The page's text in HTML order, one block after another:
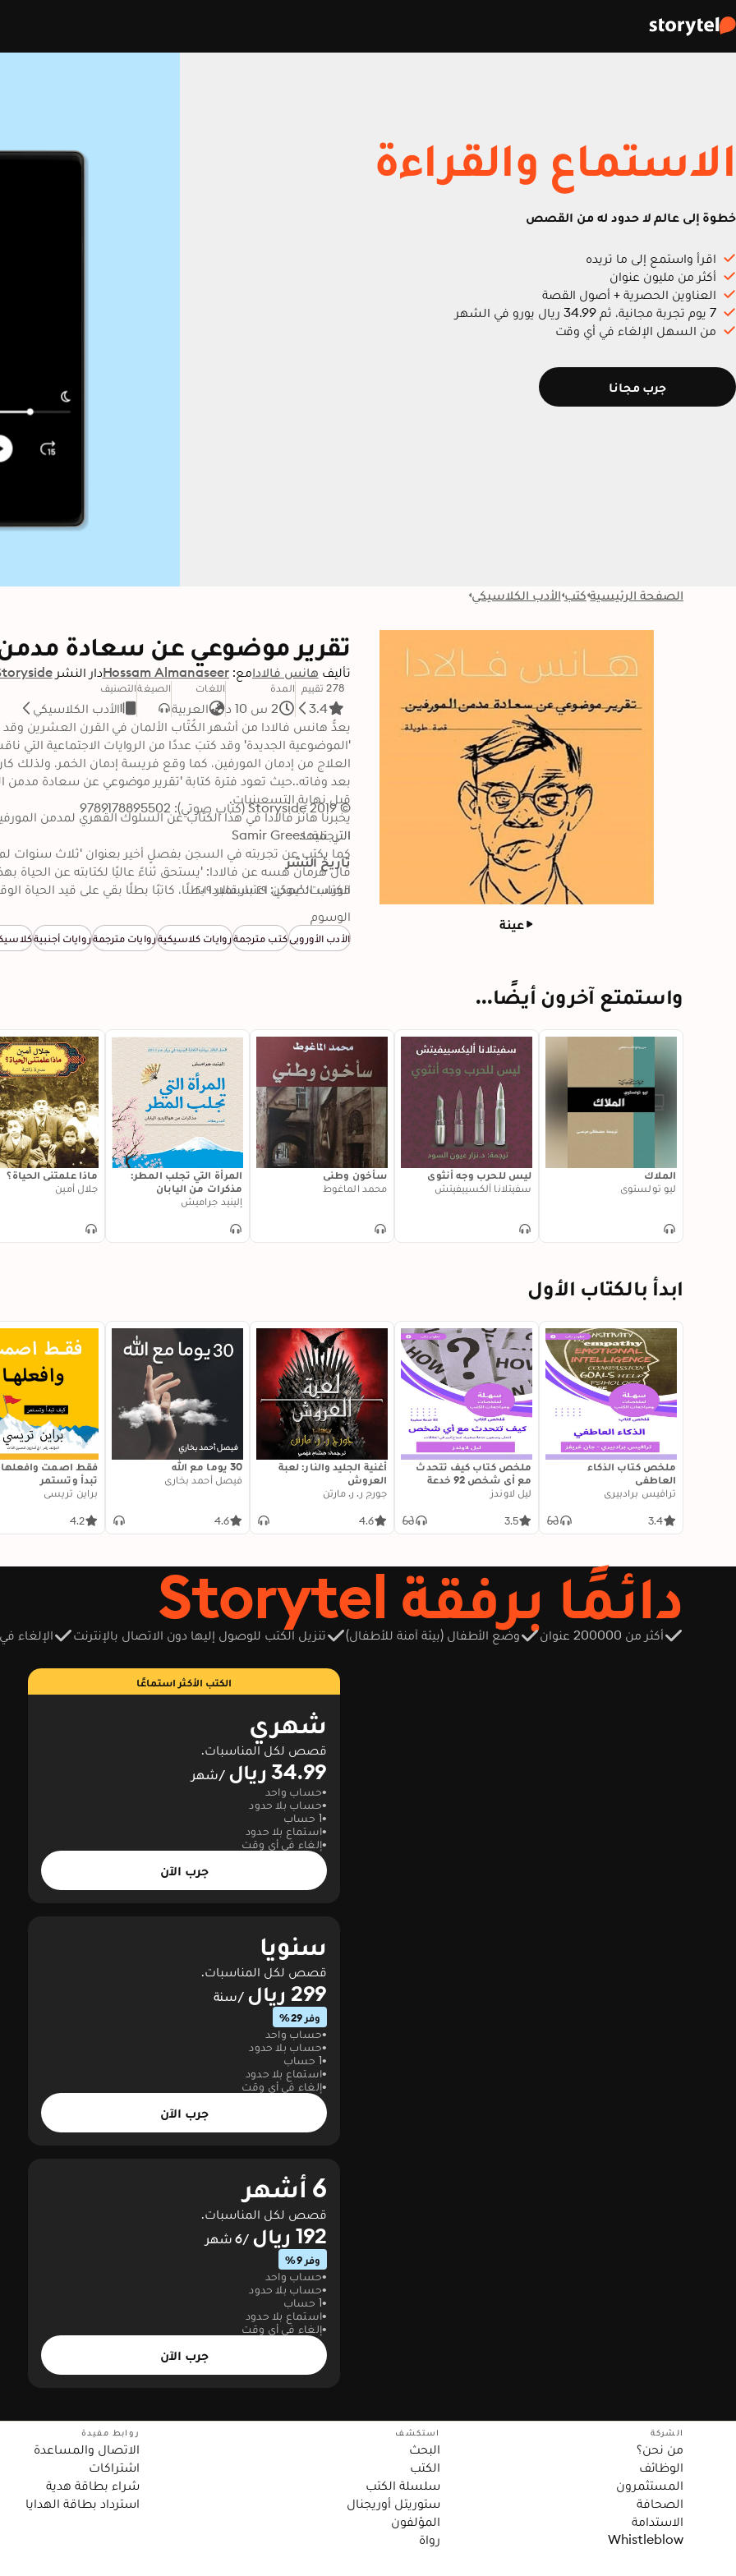
الاستماع والقراءة
خطوة إلى عالم لا حدود له من القصص
اقرأ واستمع إلى ما تريده
أكثر من مليون عنوان
العناوين الحصرية + أصول القصة
7 يوم تجربة مجانية، ثم 34.99 ريال يورو في الشهر
من السهل الإلغاء في أي وقت
جرب مجانا
الصفحة الرئيسية كتب الأدب الكلاسيكي
عينة
تقرير موضوعي عن سعادة مدمن
تأليف هانس فالادامع: Hossam Almanaseerدار النشر
278 تقييم
3.4
المدة
2 س 10 د
اللغات
العربية
الصيغةالتصنيف
الأدب الكلاسيكي
التي تليها.
فورست: 'يمكن اعتبار فالادا بطلًا، كاتبًا بطلًا بقي على قيد الحياة
© 2019 Storyside (كتاب صوتي): 9789178895502
الترجمة: Samir Grees
تاريخ النشر
الكتاب الصوتي: ٢٩ سبتمبر ٢٠١٩
الوسوم
الأدب الأوروبيكتب مترجمةروايات كلاسيكيةروايات مترجمةروايات أجنبية
واستمتع آخرون أيضًا...
الملاك
ليو تولستوي
ليس للحرب وجه أنثوي
سفيتلانا ألكسييفيتش
سأخون وطني
محمد الماغوط
المرأة التي تجلب المطر:
مذكرات من اليابان
إلينيد جراميش
ماذا علمتني الحياة؟
جلال أمين
ابدأ بالكتاب الأول
ملخص كتاب الذكاء
العاطفي
ترافيس برادبيري
3.4
ملخص كتاب كيف تتحدث
مع أي شخص 92 خدعة
صغيرة: اثنتان وتسعون
العلاقات
ليل لاوندز
3.5
أغنية الجليد والنار: لعبة
العروش
جورج ر. ر. مارتن
4.6
30 يوما مع الله
فيصل أحمد بخاري
4.6
فقط اصمت
تبدأ وتستمر
براين تريسي
4.2
دائمًا برفقة Storytel
أكثر من 200000 عنوان وضع الأطفال (بيئة آمنة للأطفال) تنزيل الكتب للوصول إليها دون الاتصال بالإنترنت الإلغاء
الكتب الأكثر استماعًا
شهري
قصص لكل المناسبات.
34.99 ريال /شهر
حساب واحد
حساب بلا حدود
1 حساب
استماع بلا حدود
إلغاء في أي وقت
جرب الآن
سنويا
قصص لكل المناسبات.
299 ريال /سنة
وفر 29%
حساب واحد
حساب بلا حدود
1 حساب
استماع بلا حدود
إلغاء في أي وقت
جرب الآن
6 أشهر
قصص لكل المناسبات.
192 ريال /6 شهر
وفر 9%
حساب واحد
حساب بلا حدود
1 حساب
استماع بلا حدود
إلغاء في أي وقت
جرب الآن
الشركة
من نحن؟
الوظائف
المستثمرون
الصحافة
الاستدامة
Whistleblow
استكشف
البحث
الكتب
سلسلة الكتب
ستوريتل أوريجنال
المؤلفون
رواة
روابط مفيدة
الاتصال والمساعدة
اشتراكات
شراء بطاقة هدية
استرداد بطاقة الهدايا